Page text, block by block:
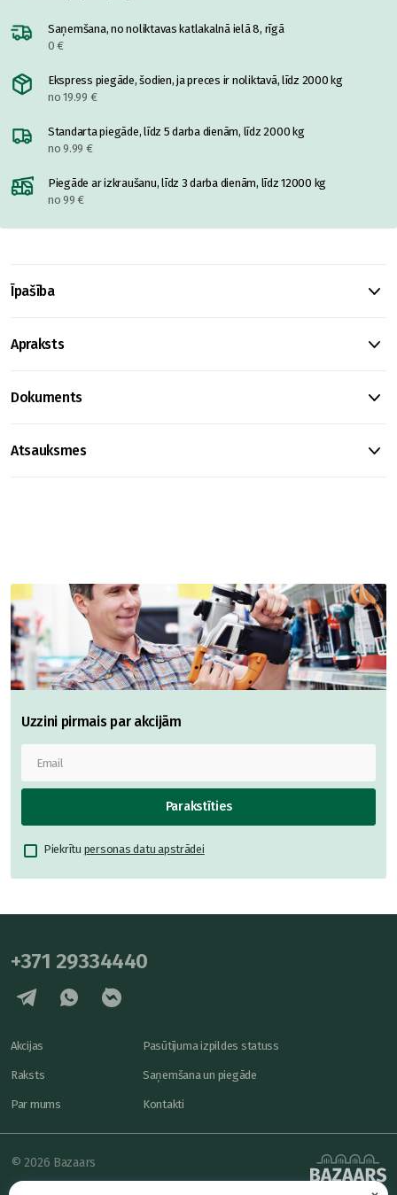
Saņemšana, no noliktavas katlakalnā ielā 8, rīgā
0 €
Ekspress piegāde, šodien, ja preces ir noliktavā, līdz 2000 kg
no 19.99 €
Standarta piegāde, līdz 5 darba dienām, līdz 2000 kg
no 9.99 €
Piegāde ar izkraušanu, līdz 3 darba dienām, līdz 12000 kg
no 99 €
Īpašība
Apraksts
Dokuments
Atsauksmes
Uzzini pirmais par akcijām
Parakstīties
Piekrītu personas datu apstrādei
+371 29334440
Akcijas
Raksts
Par mums
Pasūtījuma izpildes statuss
Saņemšana un piegāde
Kontakti
© 2026 Bazaars